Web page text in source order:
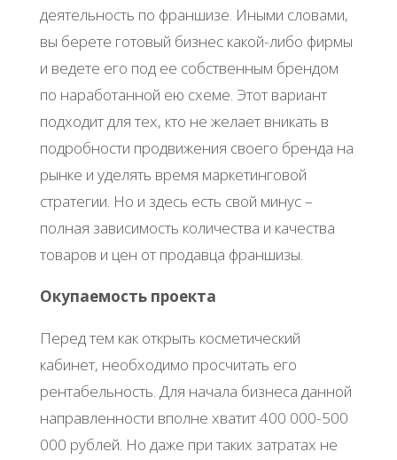
деятельность по франшизе. Иными словами,
вы берете готовый бизнес какой-либо фирмы
и ведете его под ее собственным брендом
по наработанной ею схеме. Этот вариант
подходит для тех, кто не желает вникать в
подробности продвижения своего бренда на
рынке и уделять время маркетинговой
стратегии. Но и здесь есть свой минус –
полная зависимость количества и качества
товаров и цен от продавца франшизы.
Окупаемость проекта
Перед тем как открыть косметический
кабинет, необходимо просчитать его
рентабельность. Для начала бизнеса данной
направленности вполне хватит 400 000-500
000 рублей. Но даже при таких затратах не